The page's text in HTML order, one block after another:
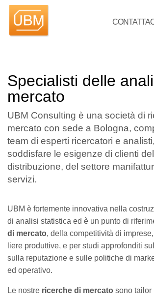
Specialisti delle
mercato
UBM Consulting è una società di
mercato con sede a Bologna,
team di esperti ricercatori e
soddisfare le esigenze di clienti
distribuzione, del settore
servizi.
UBM è fortemente innovativa nella
di analisi statistica ed è un punto di
di mercato, della competitività di
liere produttive, e per studi approfonditi
sulla reputazione e sulle politiche di
ed operativo.
Le nostre ricerche di mercato sono tailor